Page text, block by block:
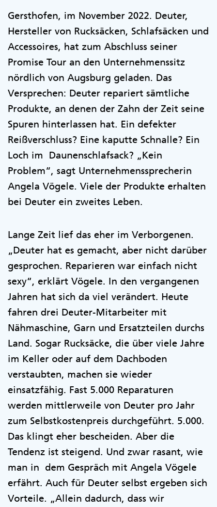
Gersthofen, im November 2022. Deuter,
Hersteller von Rucksäcken, Schlafsäcken und
Accessoires, hat zum Abschluss seiner
Promise Tour an den Unternehmenssitz
nördlich von Augsburg geladen. Das
Versprechen: Deuter repariert sämtliche
Produkte, an denen der Zahn der Zeit seine
Spuren hinterlassen hat. Ein defekter
Reißverschluss? Eine kaputte Schnalle? Ein
Loch im Daunenschlafsack? „Kein
Problem“, sagt Unternehmenssprecherin
Angela Vögele. Viele der Produkte erhalten
bei Deuter ein zweites Leben.
Lange Zeit lief das eher im Verborgenen.
„Deuter hat es gemacht, aber nicht darüber
gesprochen. Reparieren war einfach nicht
sexy“, erklärt Vögele. In den vergangenen
Jahren hat sich da viel verändert. Heute
fahren drei Deuter-Mitarbeiter mit
Nähmaschine, Garn und Ersatzteilen durchs
Land. Sogar Rucksäcke, die über viele Jahre
im Keller oder auf dem Dachboden
verstaubten, machen sie wieder
einsatzfähig. Fast 5.000 Reparaturen
werden mittlerweile von Deuter pro Jahr
zum Selbstkostenpreis durchgeführt. 5.000.
Das klingt eher bescheiden. Aber die
Tendenz ist steigend. Und zwar rasant, wie
man in dem Gespräch mit Angela Vögele
erfährt. Auch für Deuter selbst ergeben sich
Vorteile. „Allein dadurch, dass wir